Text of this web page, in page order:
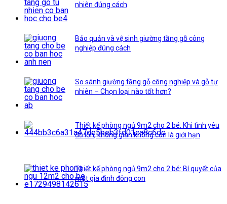
nhiên đúng cách
Bảo quản và vệ sinh giường tầng gỗ công
nghiệp đúng cách
So sánh giường tầng gỗ công nghiệp và gỗ tự
nhiên – Chọn loại nào tốt hơn?
Thiết kế phòng ngủ 9m2 cho 2 bé: Khi tình yêu
đủ lớn, không gian không còn là giới hạn
Thiết kế phòng ngủ 9m2 cho 2 bé: Bí quyết của
một gia đình đông con